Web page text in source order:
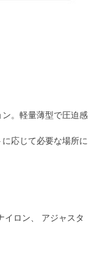
。軽量薄型で圧迫感
応じて必要な場所に
イロン、 アジャスタ